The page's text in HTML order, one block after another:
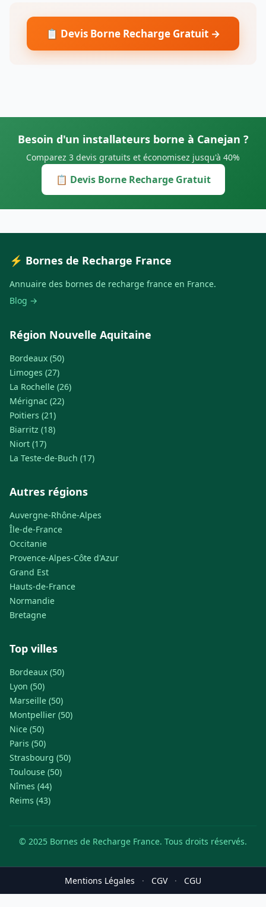
📋 Devis Borne Recharge Gratuit →
Besoin d'un installateurs borne à Canejan ?
Comparez 3 devis gratuits et économisez jusqu'à 40%
📋 Devis Borne Recharge Gratuit
⚡ Bornes de Recharge France
Annuaire des bornes de recharge france en France.
Blog →
Région Nouvelle Aquitaine
Bordeaux (50)
Limoges (27)
La Rochelle (26)
Mérignac (22)
Poitiers (21)
Biarritz (18)
Niort (17)
La Teste-de-Buch (17)
Autres régions
Auvergne-Rhône-Alpes
Île-de-France
Occitanie
Provence-Alpes-Côte d'Azur
Grand Est
Hauts-de-France
Normandie
Bretagne
Top villes
Bordeaux (50)
Lyon (50)
Marseille (50)
Montpellier (50)
Nice (50)
Paris (50)
Strasbourg (50)
Toulouse (50)
Nîmes (44)
Reims (43)
© 2025 Bornes de Recharge France. Tous droits réservés.
Mentions Légales · CGV · CGU